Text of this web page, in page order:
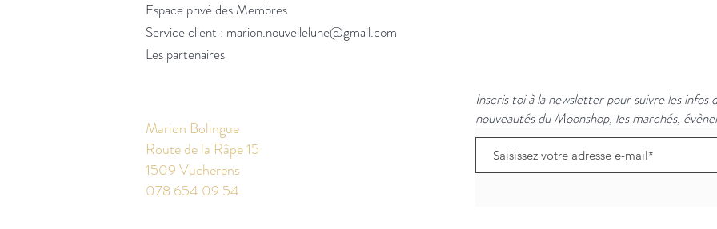
Espace privé des Membres
Service client : marion.nouvellelune@gmail.com
Les partenaires
Marion Bolingue
Route de la Râpe 15
1509 Vucherens
078 654 09 54
Inscris toi à la newsletter pour suivre les infos
nouveautés du Moonshop, les marchés,